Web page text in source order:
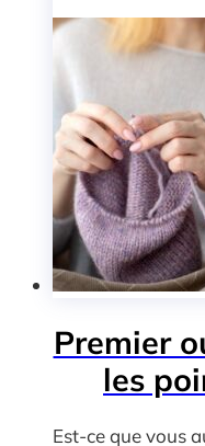
Premier
les
Est-ce que vous